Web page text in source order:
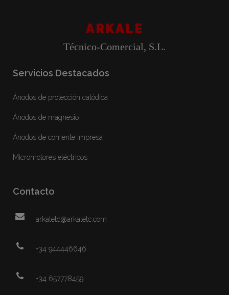
ARKALE
Técnico-Comercial, S.L.
Servicios Destacados
Ánodos de protección catódica
Ánodos de magnesio
Ánodos de corriente impresa
Micromotores eléctricos
Contacto
arkaletc@arkaletc.com
+34 944446646
+34 657778459